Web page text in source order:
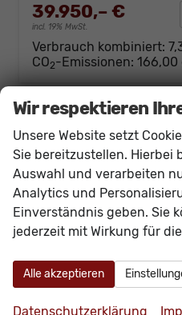
39.950,– €
incl. 19% MwSt.
Verbrauch kombiniert:
CO2-Emissionen:
Wir respektieren
Unsere Website setzt
Sie bereitzustellen. Hierbei
Auswahl und verarbeiten
Analytics und
Einverständnis geben. Sie
jederzeit mit Wirkung für
Alle akzeptieren
Datenschutzerklärung